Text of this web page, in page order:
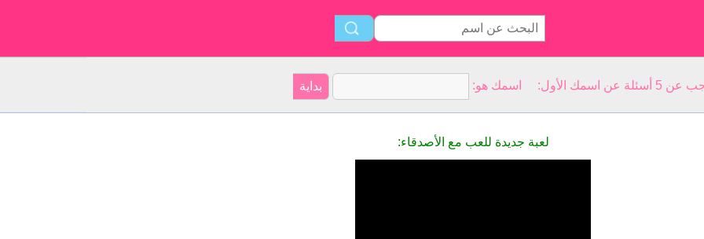
الأول: اسمك هو:
لعبة جديدة للعب مع الأصدقاء: